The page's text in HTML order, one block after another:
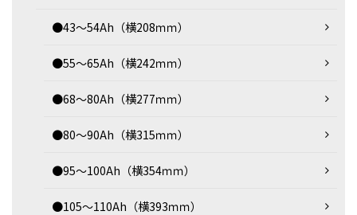
●43～54Ah（横208ｍｍ）
●55～65Ah（横242ｍｍ）
●68～80Ah（横277ｍｍ）
●80～90Ah（横315ｍｍ）
●95～100Ah（横354ｍｍ）
●105～110Ah（横393ｍｍ）